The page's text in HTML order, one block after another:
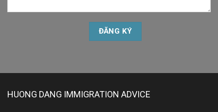
HUONG DANG IMMIGRATION ADVICE